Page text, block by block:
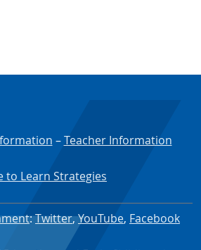
–Teacher Information
to Learn Strategies
:Twitter,YouTube, Facebook